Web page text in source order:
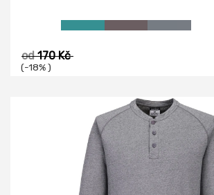
od170 Kč
(-18% )